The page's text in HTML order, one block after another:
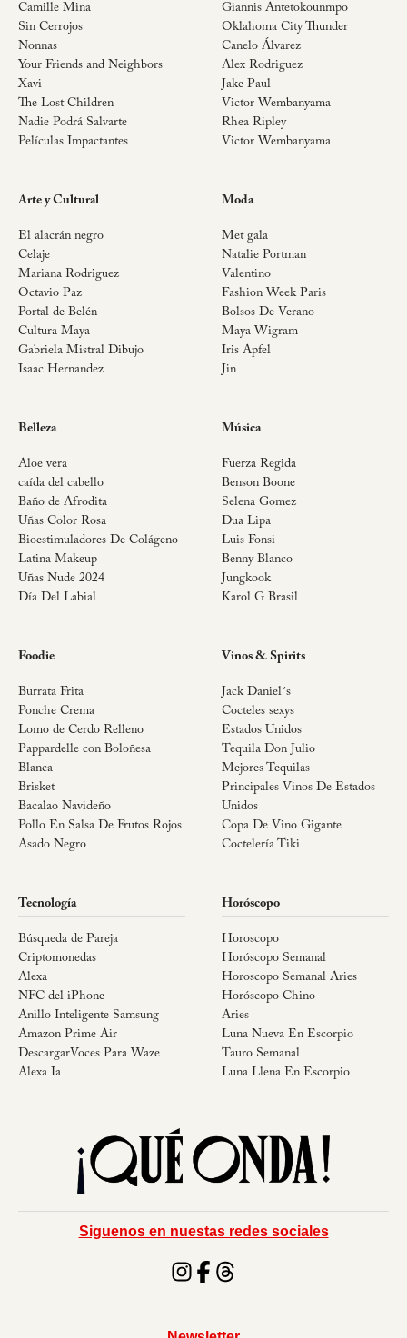
Camille Mina
Sin Cerrojos
Nonnas
Your Friends and Neighbors
Xavi
The Lost Children
Nadie Podrá Salvarte
Películas Impactantes
Giannis Antetokounmpo
Oklahoma City Thunder
Canelo Álvarez
Alex Rodriguez
Jake Paul
Victor Wembanyama
Rhea Ripley
Victor Wembanyama
Arte y Cultural
El alacrán negro
Celaje
Mariana Rodriguez
Octavio Paz
Portal de Belén
Cultura Maya
Gabriela Mistral Dibujo
Isaac Hernandez
Moda
Met gala
Natalie Portman
Valentino
Fashion Week Paris
Bolsos De Verano
Maya Wigram
Iris Apfel
Jin
Belleza
Aloe vera
caída del cabello
Baño de Afrodita
Uñas Color Rosa
Bioestimuladores De Colágeno
Latina Makeup
Uñas Nude 2024
Día Del Labial
Música
Fuerza Regida
Benson Boone
Selena Gomez
Dua Lipa
Luis Fonsi
Benny Blanco
Jungkook
Karol G Brasil
Foodie
Burrata Frita
Ponche Crema
Lomo de Cerdo Relleno
Pappardelle con Boloñesa
Blanca
Brisket
Bacalao Navideño
Pollo En Salsa De Frutos Rojos
Asado Negro
Vinos & Spirits
Jack Daniel´s
Cocteles sexys
Estados Unidos
Tequila Don Julio
Mejores Tequilas
Principales Vinos De Estados
Unidos
Copa De Vino Gigante
Coctelería Tiki
Tecnología
Búsqueda de Pareja
Criptomonedas
Alexa
NFC del iPhone
Anillo Inteligente Samsung
Amazon Prime Air
DescargarVoces Para Waze
Alexa Ia
Horóscopo
Horoscopo
Horóscopo Semanal
Horoscopo Semanal Aries
Horóscopo Chino
Aries
Luna Nueva En Escorpio
Tauro Semanal
Luna Llena En Escorpio
Siguenos en nuestas redes sociales